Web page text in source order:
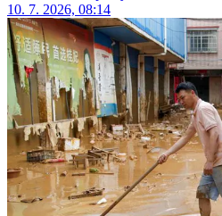
10. 7. 2026, 08:14